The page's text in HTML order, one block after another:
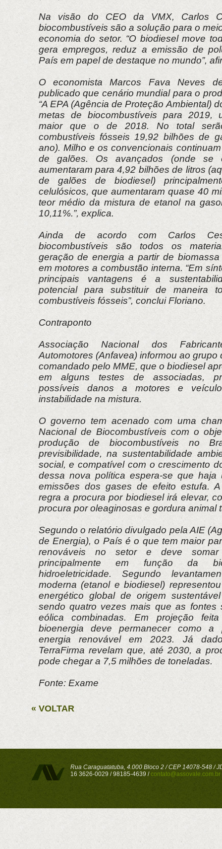
Na visão do CEO da VMX, Carlos
biocombustíveis são a solução para o
economia do setor. “O biodiesel move
gera empregos, reduz a emissão de
País em papel de destaque no mundo”,
O economista Marcos Fava Neves
publicado que cenário mundial para o
“A EPA (Agência de Proteção Ambiental)
metas de biocombustíveis para 2019,
maior que o de 2018. No total
combustíveis fósseis 19,92 bilhões de
ano). Milho e os convencionais
de galões. Os avançados (onde se
aumentaram para 4,92 bilhões de litros
de galões de biodiesel)
celulósicos, que aumentaram quase 40
teor médio da mistura de etanol na
10,11%.”, explica.
Ainda de acordo com Carlos
biocombustíveis são todos os
geração de energia a partir de
em motores a combustão interna. “Em
principais vantagens é a
potencial para substituir de maneira
combustíveis fósseis”, conclui Floriano.
Contraponto
Associação Nacional dos
Automotores (Anfavea) informou ao grupo
comandado pelo MME, que o biodiesel
em alguns testes de associadas,
possíveis danos a motores e
instabilidade na mistura.
O governo tem acenado com uma
Nacional de Biocombustíveis com o
produção de biocombustíveis no
previsibilidade, na sustentabilidade
social, e compatível com o crescimento
dessa nova política espera-se que haja
emissões dos gases de efeito estufa.
regra a procura por biodiesel irá elevar,
procura por oleaginosas e gordura animal
Segundo o relatório divulgado pela AIE
de Energia), o País é o que tem maior
renováveis no setor e deve
principalmente em função da
hidroeletricidade. Segundo
moderna (etanol e biodiesel)
energético global de origem
sendo quatro vezes mais que as fontes
eólica combinadas. Em projeção
bioenergia deve permanecer como a
energia renovável em 2023. Já
TerraFirma revelam que, até 2030, a
pode chegar a 7,5 milhões de toneladas.
Fonte: Exame
« VOLTAR
Rua Caraguatatuba, 4.000 Bloco 2 / CEP 14078-548 /
16 3626-0029 / 98185-4639 /contato@assovale.com.br